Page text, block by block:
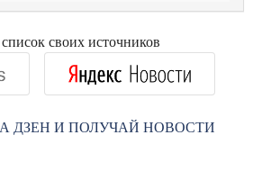
своих источников
ДЗЕН И ПОЛУЧАЙ НОВОСТИ